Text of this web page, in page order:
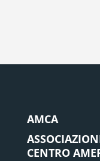
AMCA
CENTRO